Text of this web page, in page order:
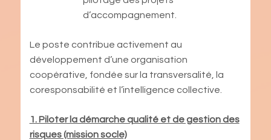
d’accompagnement.
Le poste contribue activement au
développement d’une organisation
coopérative, fondée sur la transversalité, la
coresponsabilité et l’intelligence collective.
1. Piloter la démarche qualité et de gestion des
risques (mission socle)